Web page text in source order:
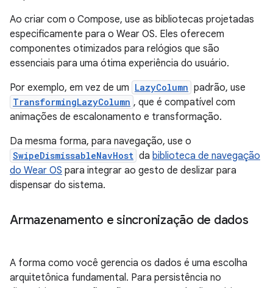
Ao criar com o Compose, use as bibliotecas projetadas
especificamente para o Wear OS. Eles oferecem
componentes otimizados para relógios que são
essenciais para uma ótima experiência do usuário.
Por exemplo, em vez de um LazyColumn padrão, use
TransformingLazyColumn , que é compatível com
animações de escalonamento e transformação.
Da mesma forma, para navegação, use o
SwipeDismissableNavHost da biblioteca de navegação
do Wear OS para integrar ao gesto de deslizar para
dispensar do sistema.
Armazenamento e sincronização de dados
A forma como você gerencia os dados é uma escolha
arquitetônica fundamental. Para persistência no